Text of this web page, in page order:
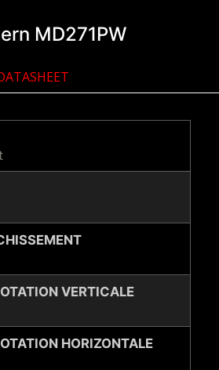
MD271PW
VERTICALE
HORIZONTALE